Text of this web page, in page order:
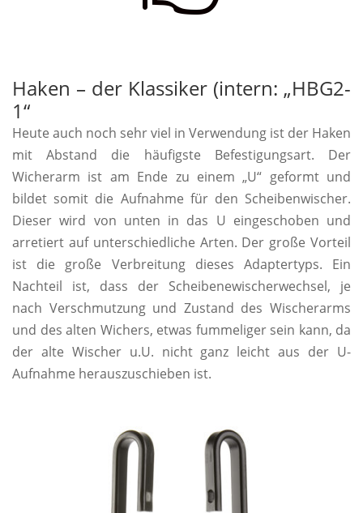
Haken – der Klassiker (intern: „HBG2-
1“
Heute auch noch sehr viel in Verwendung ist der Haken
mit Abstand die häufigste Befestigungsart. Der
Wicherarm ist am Ende zu einem „U“ geformt und
bildet somit die Aufnahme für den Scheibenwischer.
Dieser wird von unten in das U eingeschoben und
arretiert auf unterschiedliche Arten. Der große Vorteil
ist die große Verbreitung dieses Adaptertyps. Ein
Nachteil ist, dass der Scheibenewischerwechsel, je
nach Verschmutzung und Zustand des Wischerarms
und des alten Wichers, etwas fummeliger sein kann, da
der alte Wischer u.U. nicht ganz leicht aus der U-
Aufnahme herauszuschieben ist.